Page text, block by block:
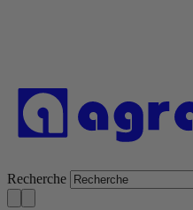
Recherche